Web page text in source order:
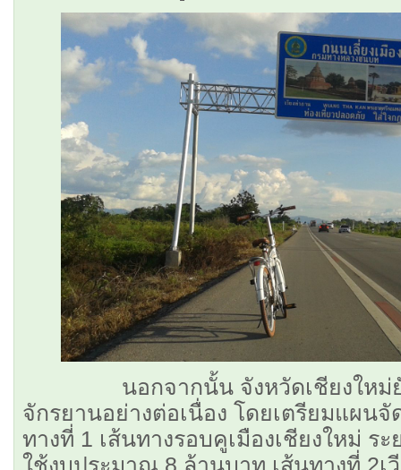
นอกจากนั้น จังหวัดเชียงใหม่ยัง
จักรยานอย่างต่อเนื่อง โดยเตรียมแผน
ทางที่ 1 เส้นทางรอบคูเมืองเชียงใหม่ ระ
ใช้งบประมาณ 8 ล้านบาท เส้นทางที่ 2เ